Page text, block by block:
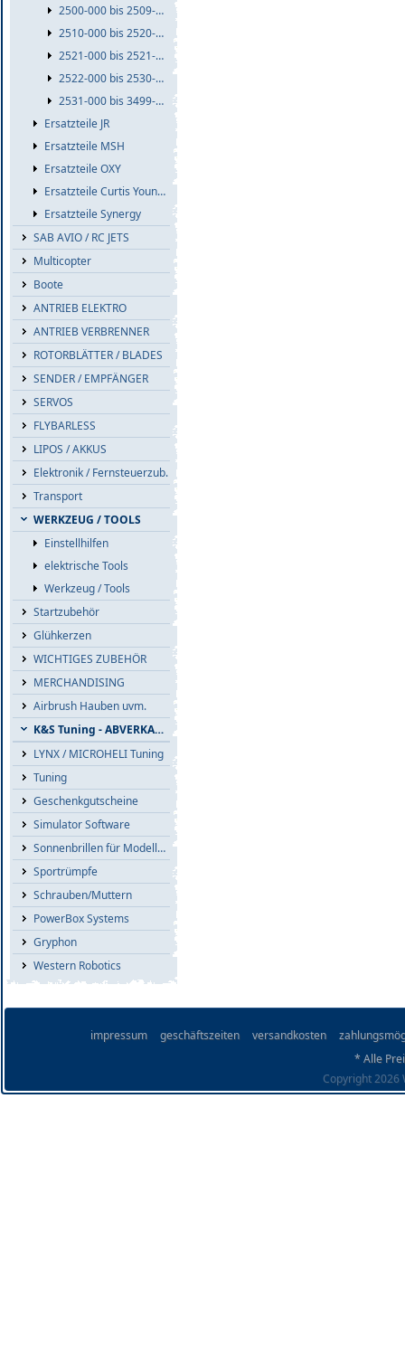
2500-000 bis 2509-999
2510-000 bis 2520-999
2521-000 bis 2521-999
2522-000 bis 2530-999
2531-000 bis 3499-999
Ersatzteile JR
Ersatzteile MSH
Ersatzteile OXY
Ersatzteile Curtis Youngblood
Ersatzteile Synergy
SAB AVIO / RC JETS
Multicopter
Boote
ANTRIEB ELEKTRO
ANTRIEB VERBRENNER
ROTORBLÄTTER / BLADES
SENDER / EMPFÄNGER
SERVOS
FLYBARLESS
LIPOS / AKKUS
Elektronik / Fernsteuerzub.
Transport
WERKZEUG / TOOLS
Einstellhilfen
elektrische Tools
Werkzeug / Tools
Startzubehör
Glühkerzen
WICHTIGES ZUBEHÖR
MERCHANDISING
Airbrush Hauben uvm.
K&S Tuning - ABVERKAUF
LYNX / MICROHELI Tuning
Tuning
Geschenkgutscheine
Simulator Software
Sonnenbrillen für Modellflieger
Sportrümpfe
Schrauben/Muttern
PowerBox Systems
Gryphon
Western Robotics
impressum geschäftszeiten versandkosten
* Alle
Copyright 2026